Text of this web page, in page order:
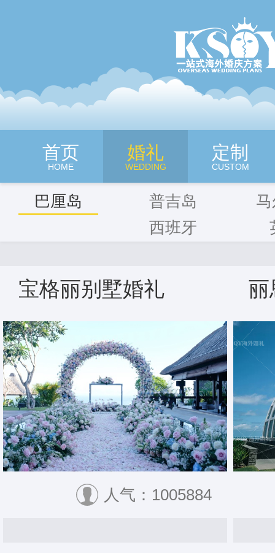
深圳旷世奇缘海外婚纱摄影
首页
HOME
婚礼
WEDDING
定制
CUSTOM
巴厘岛 普吉岛
西班牙
宝格丽别墅婚礼
人气：1005884
丽